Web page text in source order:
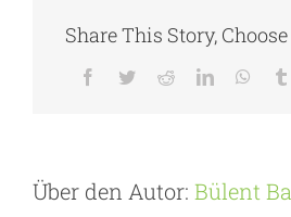
Share This Story,
Facebook
TwitterRedditLinkedIn
Über den Autor: Bülent